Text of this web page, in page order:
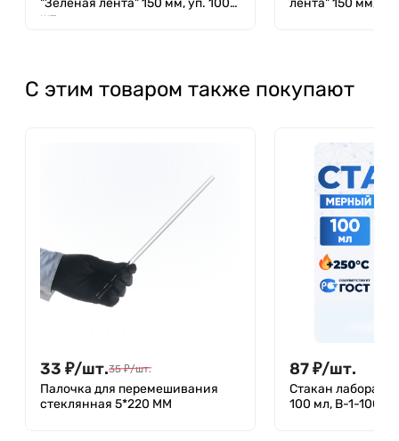
шт.
С этим товаром также покупают
33 ₽/шт.35 ₽/шт.
Палочка для перемешивания
стеклянная 5*220 ММ
87₽/шт.
Стакан
100 мл, В-1-100